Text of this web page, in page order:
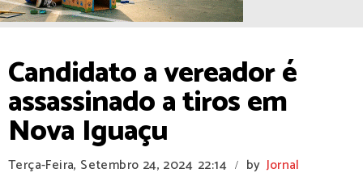
Candidato a vereador é
assassinado a tiros em
Nova Iguaçu
Terça-Feira, Setembro 24, 2024 22:14 / by Jornal